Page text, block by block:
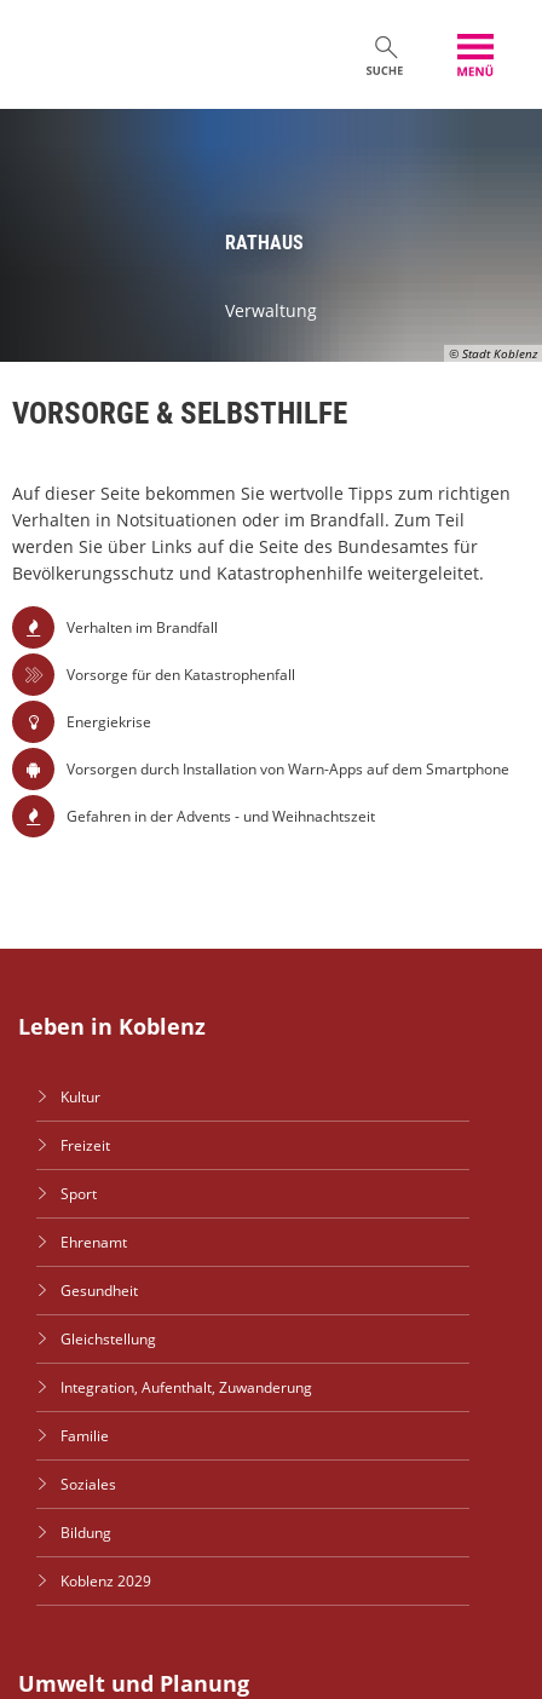
© Stadt Koblenz
RATHAUS
Verwaltung
VORSORGE & SELBSTHILFE
Auf dieser Seite bekommen Sie wertvolle Tipps zum richtigen
Verhalten in Notsituationen oder im Brandfall. Zum Teil
werden Sie über Links auf die Seite des Bundesamtes für
Bevölkerungsschutz und Katastrophenhilfe weitergeleitet.
Verhalten im Brandfall
Vorsorge für den Katastrophenfall
Energiekrise
Vorsorgen durch Installation von Warn-Apps auf dem Smartphone
Gefahren in der Advents - und Weihnachtszeit
Leben in Koblenz
Kultur
Freizeit
Sport
Ehrenamt
Gesundheit
Gleichstellung
Integration, Aufenthalt, Zuwanderung
Familie
Soziales
Bildung
Koblenz 2029
Umwelt und Planung